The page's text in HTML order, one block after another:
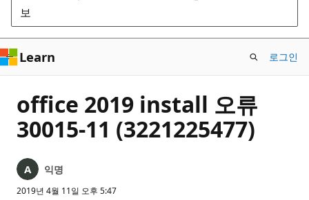
기보
Learn 로그인
office 2019 install 오류
30015-11 (3221225477)
익명
2019년 4월 11일 오후 5:47